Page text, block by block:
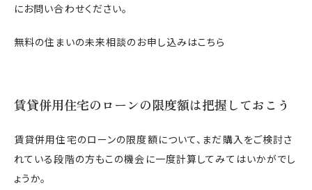
にお問い合わせください。
無料の住まいの未来相談のお申し込みはこちら
賃貸併用住宅のローンの限度額は把握しておこう
賃貸併用住宅のローンの限度額について、まだ購入をご検討さ
れている段階の方もこの機会に一度計算してみてはいかがでし
ょうか。